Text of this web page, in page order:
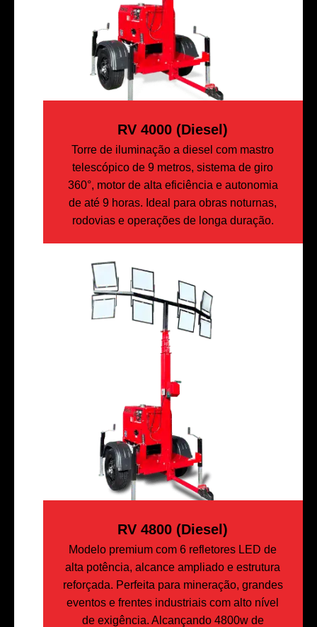
RV 4000 (diesel)
Torre de iluminação a diesel com mastro
telescópico de 9 metros, sistema de giro
360°, motor de alta eficiência e autonomia
de até 9 horas. Ideal para obras noturnas,
rodovias e operações de longa duração.
RV 4800 (Diesel)
Modelo premium com 6 refletores LED de
alta potência, alcance ampliado e estrutura
reforçada. Perfeita para mineração, grandes
eventos e frentes industriais com alto nível
de exigência. Alcançando 4800w de